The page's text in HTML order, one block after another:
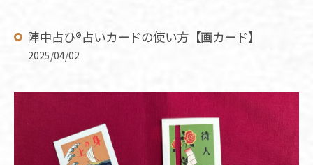
陣中占ひ®占いカードの使い方【画カード】
2025/04/02